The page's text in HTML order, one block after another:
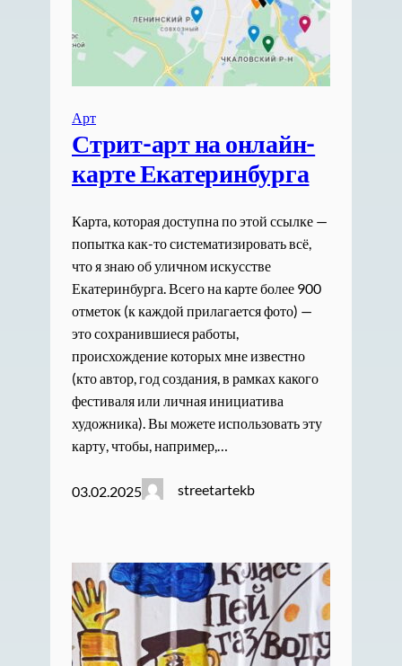
Арт
Стрит-арт на онлайн-
карте Екатеринбурга
Карта, которая доступна по этой ссылке —
попытка как-то систематизировать всё,
что я знаю об уличном искусстве
Екатеринбурга. Всего на карте более 900
отметок (к каждой прилагается фото) —
это сохранившиеся работы,
происхождение которых мне известно
(кто автор, год создания, в рамках какого
фестиваля или личная инициатива
художника). Вы можете использовать эту
карту, чтобы, например,…
03.02.2025 streetartekb